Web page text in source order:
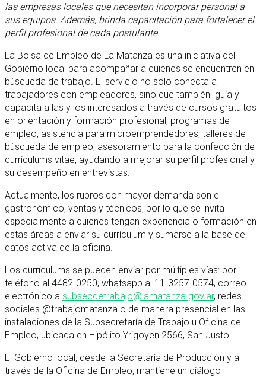
las empresas locales que necesitan incorporar personal a
sus equipos. Además, brinda capacitación para fortalecer el
perfil profesional de cada postulante.
La Bolsa de Empleo de La Matanza es una iniciativa del
Gobierno local para acompañar a quienes se encuentren en
búsqueda de trabajo. El servicio no solo conecta a
trabajadores con empleadores, sino que también guía y
capacita a las y los interesados a través de cursos gratuitos
en orientación y formación profesional, programas de
empleo, asistencia para microemprendedores, talleres de
búsqueda de empleo, asesoramiento para la confección de
currículums vitae, ayudando a mejorar su perfil profesional y
su desempeño en entrevistas.
Actualmente, los rubros con mayor demanda son el
gastronómico, ventas y técnicos, por lo que se invita
especialmente a quienes tengan experiencia o formación en
estas áreas a enviar su currículum y sumarse a la base de
datos activa de la oficina.
Los currículums se pueden enviar por múltiples vías: por
teléfono al 4482-0250, whatsapp al 11-3257-0574, correo
electrónico a subsecdetrabajo@lamatanza.gov.ar, redes
sociales @trabajomatanza o de manera presencial en las
instalaciones de la Subsecretaría de Trabajo u Oficina de
Empleo, ubicada en Hipólito Yrigoyen 2566, San Justo.
El Gobierno local, desde la Secretaría de Producción y a
través de la Oficina de Empleo, mantiene un diálogo